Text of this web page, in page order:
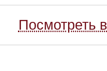
Посмотреть